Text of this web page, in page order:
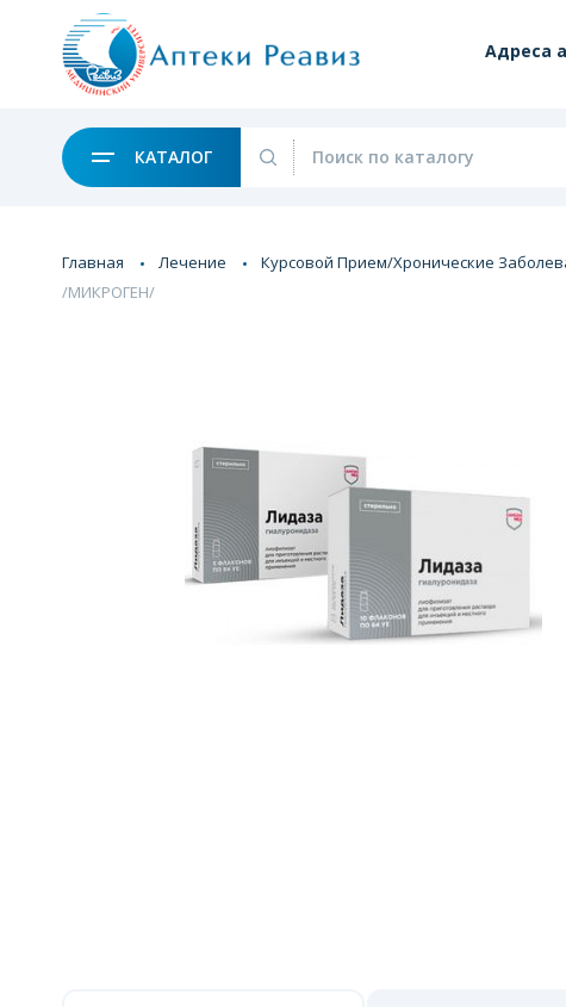
Адреса
КАТАЛОГ
Главная Лечение Курсовой Прием/Хронические
/МИКРОГЕН/